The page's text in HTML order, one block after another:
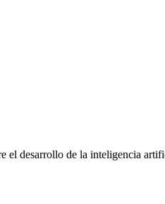
el desarrollo de la inteligencia